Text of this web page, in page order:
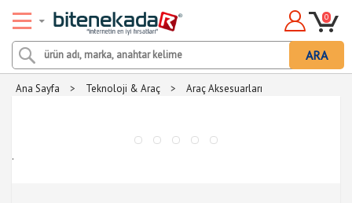
ARA
0
Ana Sayfa > Teknoloji & Araç > Araç Aksesuarları
.